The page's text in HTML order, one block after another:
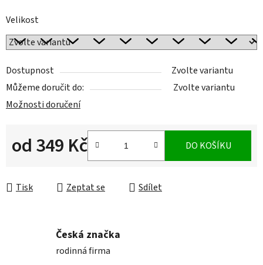
Velikost
Dostupnost
Zvolte variantu
Můžeme doručit do:
Zvolte variantu
Možnosti doručení
od349 Kč DO KOŠÍKU
Tisk Zeptat se Sdílet
Česká značka
rodinná firma